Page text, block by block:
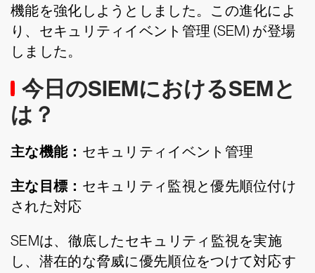
機能を強化しようとしました。この進化によ
り、セキュリティイベント管理 (SEM) が登場
しました。
今日のSIEMにおけるSEMと
は？
主な機能： セキュリティイベント管理
主な目標： セキュリティ監視と優先順位付け
された対応
SEMは、徹底したセキュリティ監視を実施
し、潜在的な脅威に優先順位をつけて対応す